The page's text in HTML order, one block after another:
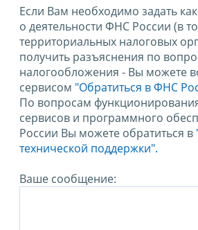
Если Вам необходимо задать
о деятельности ФНС России (в
территориальных налоговых
получить разъяснения по
налогообложения - Вы можете
сервисом "Обратиться в ФНС
По вопросам
сервисов и программного
России Вы можете обратиться в
технической поддержки".
Ваше сообщение: